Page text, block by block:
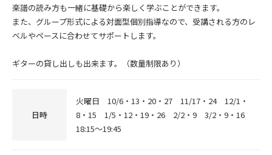
楽譜の読み方も一緒に基礎から楽しく学ぶことができます。
また、グループ形式による対面型個別指導なので、受講される方のレ
ベルやペースに合わせてサポートします。
ギターの貸し出しも出来ます。（数量制限あり）
日時
火曜日 10/6・13・20・27 11/17・24 12/1・
8・15 1/5・12・19・26 2/2・9 3/2・9・16
18:15～19:45